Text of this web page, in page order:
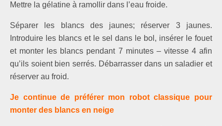
Mettre la géla­tine à ramollir dans l’eau froide.
Séparer les blancs des jaunes; réserver 3 jaunes.
Introduire les blancs et le sel dans le bol, insérer le fouet
et monter les blancs pendant 7 minutes – vitesse 4 afin
qu’ils soient bien serrés. Débarrasser dans un saladier et
réserver au froid.
Je continue de préférer mon robot classique pour
monter des blancs en neige